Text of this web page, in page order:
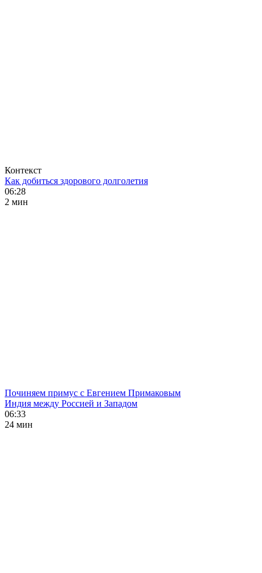
Контекст
Как добиться здорового долголетия
06:28
2 мин
Починяем примус с Евгением Примаковым
Индия между Россией и Западом
06:33
24 мин